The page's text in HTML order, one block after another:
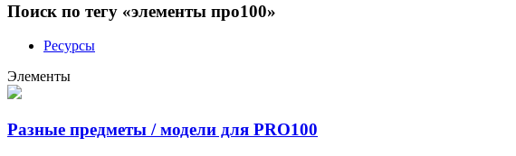
Поиск по тегу «элементы про100»
Ресурсы
Элементы
Разные предметы / модели для PRO100